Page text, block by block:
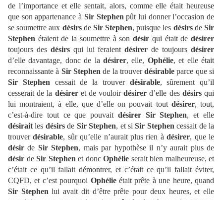
de l’importance et elle sentait, alors, comme elle était heureuse
que son appartenance à Sir Stephen pût lui donner l’occasion de
se soumettre aux désirsde Sir Stephen, puisque les désirsdeSir
Stephen étaient de la soumettre à sondésir qui était dedésirer
toujours des désirsqui lui feraientdésirer de toujoursdésirer
d’elle davantage, donc de la désirer, elle, Ophélie, et elle était
reconnaissante à Sir Stephen de la trouverdésirable parce que si
Sir Stephen cessait de la trouver désirable, sûrement qu’il
cesserait de la désireret de vouloirdésirer d’elle des désirsqui
lui montraient, à elle, que d’elle on pouvait tout désirer, tout,
c’est-à-dire tout ce que pouvait désirer Sir Stephen, et elle
désirait les désirsde Sir Stephen, et siSir Stephen cessait de la
trouverdésirable, sûr qu’elle n’aurait plus rien àdésirer, que le
désir de Sir Stephen, mais par hypothèse il n’y aurait plus de
désir de Sir Stephen et donc Ophélie serait bien malheureuse, et
c’était ce qu’il fallait démontrer, et c’était ce qu’il fallait éviter,
CQFD, et c’est pourquoi Ophélieétait prête à une heure, quand
Sir Stephen lui avait dit d’être prête pour deux heures, et elle